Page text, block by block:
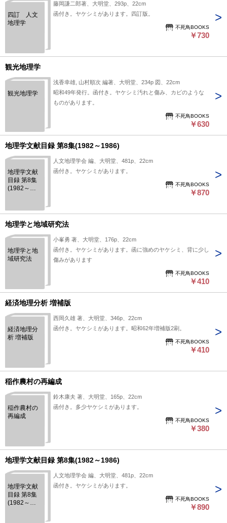
四訂 人文
地理学
藤岡謙二郎著、大明堂、293p、22cm
函付き。ヤケシミがあります。四訂版。
不死鳥BOOKS
￥730
観光地理学
観光地理学
浅香幸雄, 山村順次 編著、大明堂、234p 図、22cm
昭和49年発行。函付き。ヤケシミ汚れと傷み、カビのような
ものがあります。
不死鳥BOOKS
￥630
地理学文献目録 第8集(1982～1986)
地理学文献
目録 第8集
(1982～
人文地理学会 編、大明堂、481p、22cm
函付き。ヤケシミがあります。
不死鳥BOOKS
￥870
地理学と地域研究法
地理学と地
域研究法
小峯勇 著、大明堂、176p、22cm
函付き。ヤケシミがあります。函に強めのヤケシミ、背に少し
傷みがあります
不死鳥BOOKS
￥410
経済地理分析 増補版
経済地理分
析 増補版
西岡久雄 著、大明堂、346p、22cm
函付き。ヤケシミがあります。昭和62年増補版2刷。
不死鳥BOOKS
￥410
稲作農村の再編成
稲作農村の
再編成
鈴木康夫 著、大明堂、165p、22cm
函付き。多少ヤケシミがあります。
不死鳥BOOKS
￥380
地理学文献目録 第8集(1982～1986)
地理学文献
目録 第8集
(1982～
人文地理学会 編、大明堂、481p、22cm
函付き。ヤケシミがあります。
不死鳥BOOKS
￥890